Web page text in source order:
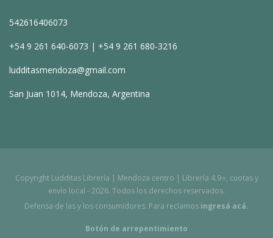
542616406073
+54 9 261 640-6073 | +54 9 261 680-3216
ludditasmendoza@gmail.com
San Juan 1014, Mendoza, Argentina
Copyright Ludditas Librería | Mendoza centro | Librería 4.9⭐, cuotas y
envío local - 2026. Todos los derechos reservados.
Defensa de las y los consumidores. Para reclamos ingresá acá.
Botón de arrepentimiento